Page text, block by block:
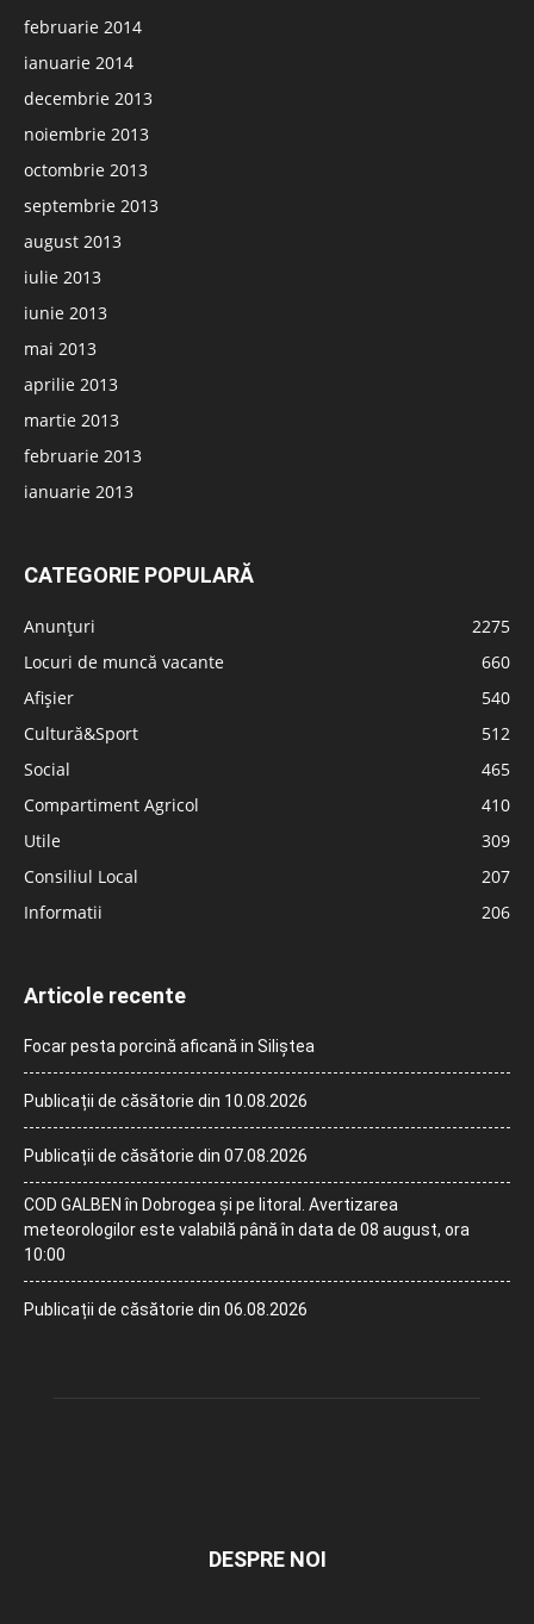
februarie 2014
ianuarie 2014
decembrie 2013
noiembrie 2013
octombrie 2013
septembrie 2013
august 2013
iulie 2013
iunie 2013
mai 2013
aprilie 2013
martie 2013
februarie 2013
ianuarie 2013
CATEGORIE POPULARĂ
Anunțuri
2275
Locuri de muncă vacante
660
Afișier
540
Cultură&Sport
512
Social
465
Compartiment Agricol
410
Utile
309
Consiliul Local
207
Informatii
206
Articole recente
Focar pesta porcină aficană in Siliștea
Publicații de căsătorie din 10.08.2026
Publicații de căsătorie din 07.08.2026
COD GALBEN în Dobrogea și pe litoral. Avertizarea
meteorologilor este valabilă până în data de 08 august, ora
10:00
Publicații de căsătorie din 06.08.2026
DESPRE NOI